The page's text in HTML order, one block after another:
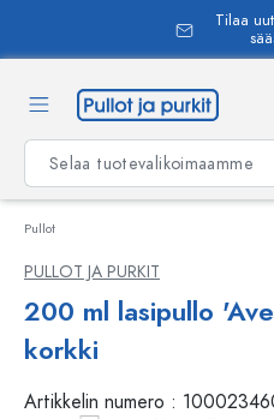
Tilaa
Pullot
PULLOT JA PURKIT
200 ml lasipullo
korkki
Artikkelin numero :